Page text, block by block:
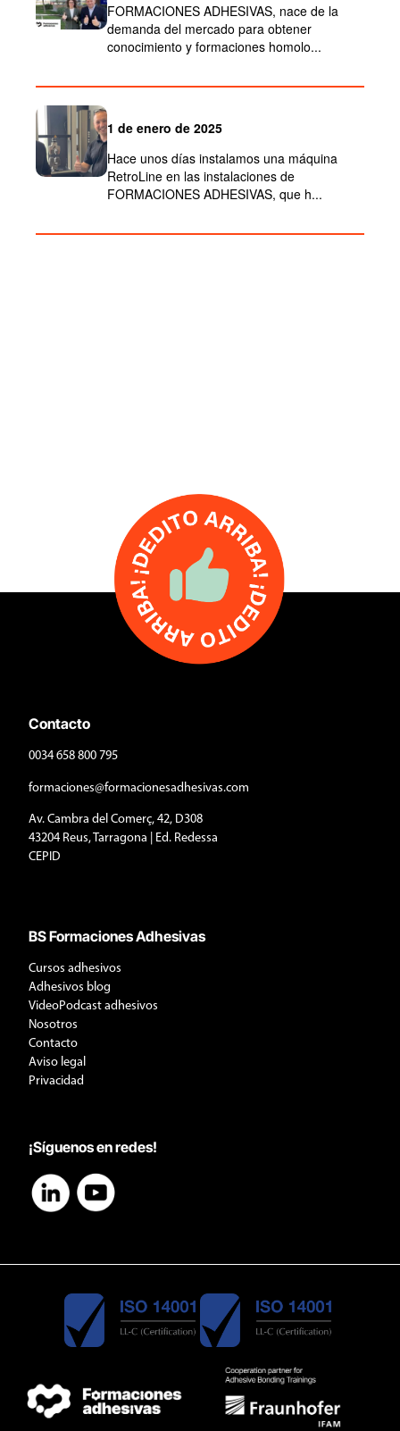
FORMACIONES ADHESIVAS, nace de la
demanda del mercado para obtener
conocimiento y formaciones homolo...
1 de enero de 2025
Hace unos días instalamos una máquina
RetroLine en las instalaciones de
FORMACIONES ADHESIVAS, que h...
Contacto
0034 658 800 795
formaciones@formacionesadhesivas.com
Av. Cambra del Comerç, 42, D308
43204 Reus, Tarragona | Ed. Redessa
CEPID
BS Formaciones Adhesivas
Cursos adhesivos
Adhesivos blog
VideoPodcast adhesivos
Nosotros
Contacto
Aviso legal
Privacidad
¡Síguenos en redes!